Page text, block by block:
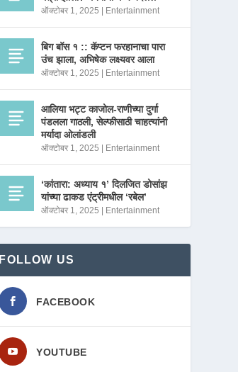
ऑक्टोबर 1, 2025 Entertainment
बिग बॉस १ :: कॅप्टन फरहानाचा पारा
उंच झाला, अभिषेक लक्ष्यवर आला
ऑक्टोबर 1, 2025 Entertainment
आलिया भट्ट काजोल-राणीच्या दुर्गा
पंडलला गाठली, सेल्फीसाठी चाहत्यांनी
मर्यादा ओलांडली
ऑक्टोबर 1, 2025 Entertainment
‘कांतारा: अध्याय १’ दिलजित डोसांझ
यांच्या ढाकड एंट्रीमधील ‘रबेल’
ऑक्टोबर 1, 2025 Entertainment
FOLLOW US
FACEBOOK
YOUTUBE